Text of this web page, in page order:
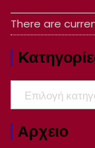
There are
Αρχειο